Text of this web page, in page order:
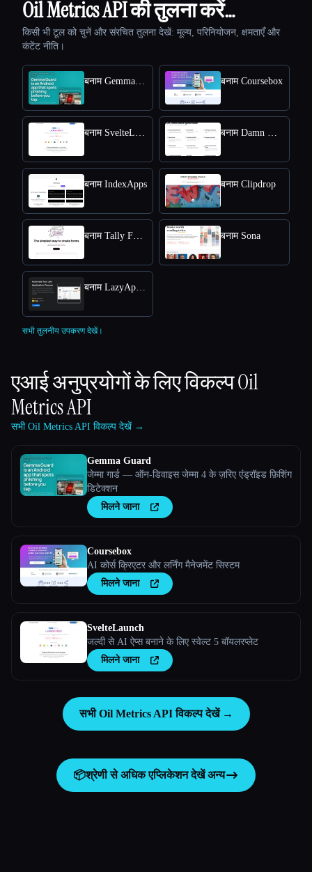
Oil Metrics API की तुलना करें…
किसी भी टूल को चुनें और संरचित तुलना देखें: मूल्य, परिनियोजन, क्षमताएँ और
कंटेंट नीति।
बनाम Gemma Guard बनाम Coursebox
बनाम SvelteLaunch बनाम Damn Good Tools
बनाम IndexApps बनाम Clipdrop
बनाम Tally Forms बनाम Sona
बनाम LazyApply
सभी तुलनीय उपकरण देखें।
एआई अनुप्रयोगों के लिए विकल्पOil
Metrics API
सभी Oil Metrics API विकल्प देखें →
Gemma Guard
जेम्मा गार्ड — ऑन-डिवाइस जेम्मा 4 के ज़रिए एंड्रॉइड फ़िशिंग
डिटेक्शन
मिलने जाना
Coursebox
AI कोर्स क्रिएटर और लर्निंग मैनेजमेंट सिस्टम
मिलने जाना
SvelteLaunch
जल्दी से AI ऐप्स बनाने के लिए स्वेल्ट 5 बॉयलरप्लेट
मिलने जाना
सभी Oil Metrics API विकल्प देखें →
📦श्रेणी से अधिक एप्लिकेशन देखेंअन्य